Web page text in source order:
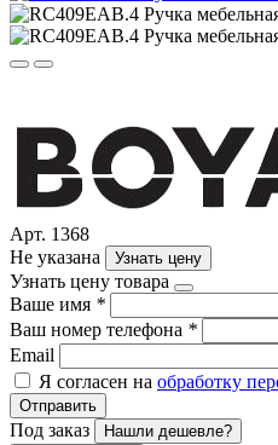
Арт. 1368
Не указана
Узнать цену
Узнать цену товара
Ваше имя *
Ваш номер телефона *
Email
Я согласен на обработку
Отправить
Под заказ
Нашли дешевле?